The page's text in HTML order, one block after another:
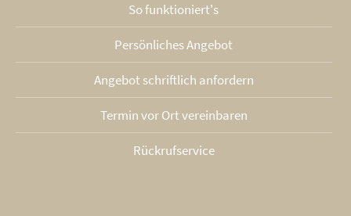
So funktioniert's
Persönliches Angebot
Angebot schriftlich anfordern
Termin vor Ort vereinbaren
Rückrufservice